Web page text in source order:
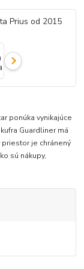
ponúka vynikajúce
Guardliner má
je chránený
sú nákupy,